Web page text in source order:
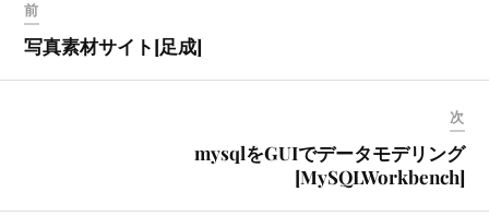
前
写真素材サイト[足成]
次
mysqlをGUIでデータモデリング
[MySQLWorkbench]